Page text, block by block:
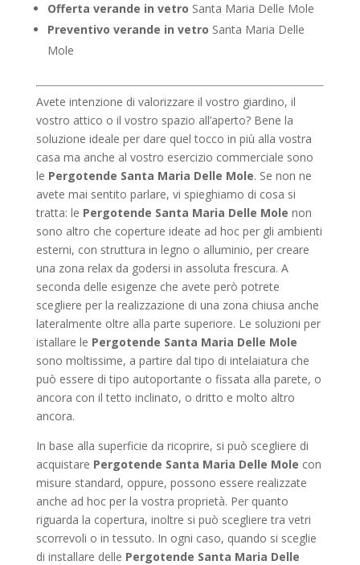
Offerta verande in vetro Santa Maria Delle Mole
Preventivo verande in vetro Santa Maria Delle
Mole
Avete intenzione di valorizzare il vostro giardino, il
vostro attico o il vostro spazio all’aperto? Bene la
soluzione ideale per dare quel tocco in più alla vostra
casa ma anche al vostro esercizio commerciale sono
le Pergotende Santa Maria Delle Mole. Se non ne
avete mai sentito parlare, vi spieghiamo di cosa si
tratta: le Pergotende Santa Maria Delle Mole non
sono altro che coperture ideate ad hoc per gli ambienti
esterni, con struttura in legno o alluminio, per creare
una zona relax da godersi in assoluta frescura. A
seconda delle esigenze che avete però potrete
scegliere per la realizzazione di una zona chiusa anche
lateralmente oltre alla parte superiore. Le soluzioni per
istallare le Pergotende Santa Maria Delle Mole
sono moltissime, a partire dal tipo di intelaiatura che
può essere di tipo autoportante o fissata alla parete, o
ancora con il tetto inclinato, o dritto e molto altro
ancora.
In base alla superficie da ricoprire, si può scegliere di
acquistare Pergotende Santa Maria Delle Mole con
misure standard, oppure, possono essere realizzate
anche ad hoc per la vostra proprietà. Per quanto
riguarda la copertura, inoltre si può scegliere tra vetri
scorrevoli o in tessuto. In ogni caso, quando si sceglie
di installare delle Pergotende Santa Maria Delle